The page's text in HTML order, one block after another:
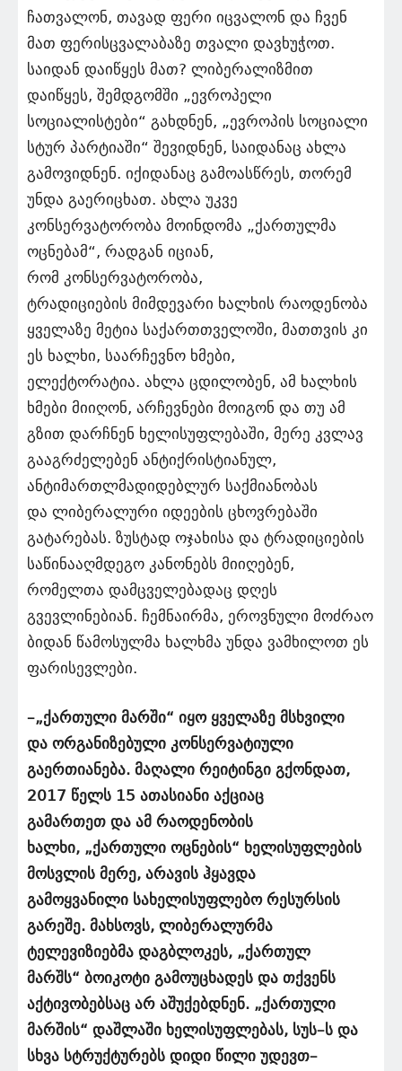
ჩათვალონ, თავად ფერი იცვალონ და ჩვენ
მათ ფერისცვალაბაზე თვალი დავხუჭოთ.
საიდან დაიწყეს მათ? ლიბერალიზმით
დაიწყეს, შემდგომში „ევროპელი
სოციალისტები“ გახდნენ, „ევროპის სოციალი
სტურ პარტიაში“ შევიდნენ, საიდანაც ახლა
გამოვიდნენ. იქიდანაც გამოასწრეს, თორემ
უნდა გაერიცხათ. ახლა უკვე
კონსერვატორობა მოინდომა „ქართულმა
ოცნებამ“, რადგან იციან,
რომ კონსერვატორობა,
ტრადიციების მიმდევარი ხალხის რაოდენობა
ყველაზე მეტია საქართთველოში, მათთვის კი
ეს ხალხი, საარჩევნო ხმები,
ელექტორატია. ახლა ცდილობენ, ამ ხალხის
ხმები მიიღონ, არჩევნები მოიგონ და თუ ამ
გზით დარჩნენ ხელისუფლებაში, მერე კვლავ
გააგრძელებენ ანტიქრისტიანულ,
ანტიმართლმადიდებლურ საქმიანობას
და ლიბერალური იდეების ცხოვრებაში
გატარებას. ზუსტად ოჯახისა და ტრადიციების
საწინააღმდეგო კანონებს მიიღებენ,
რომელთა დამცველებადაც დღეს
გვევლინებიან. ჩემნაირმა, ეროვნული მოძრაო
ბიდან წამოსულმა ხალხმა უნდა ვამხილოთ ეს
ფარისევლები.
–„ქართული მარში“ იყო ყველაზე მსხვილი
და ორგანიზებული კონსერვატიული
გაერთიანება. მაღალი რეიტინგი გქონდათ,
2017 წელს 15 ათასიანი აქციაც
გამართეთ და ამ რაოდენობის
ხალხი, „ქართული ოცნების“ ხელისუფლების
მოსვლის მერე, არავის ჰყავდა
გამოყვანილი სახელისუფლებო რესურსის
გარეშე. მახსოვს, ლიბერალურმა
ტელევიზიებმა დაგბლოკეს, „ქართულ
მარშს“ ბოიკოტი გამოუცხადეს და თქვენს
აქტივობებსაც არ აშუქებდნენ. „ქართული
მარშის“ დაშლაში ხელისუფლებას, სუს–ს და
სხვა სტრუქტურებს დიდი წილი უდევთ–